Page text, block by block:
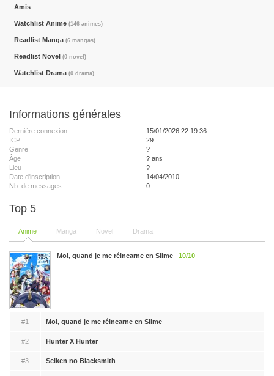
Amis
Watchlist Anime (146 animes)
Readlist Manga (6 mangas)
Readlist Novel (0 novel)
Watchlist Drama (0 drama)
Informations générales
Dernière connexion
15/01/2026 22:19:36
ICP
29
Genre
?
Âge
? ans
Lieu
?
Date d'inscription
14/04/2010
Nb. de messages
0
Top 5
Anime Manga Novel Drama
Moi, quand je me réincarne en Slime 10/10
#1 Moi, quand je me réincarne en Slime
#2 Hunter X Hunter
#3 Seiken no Blacksmith